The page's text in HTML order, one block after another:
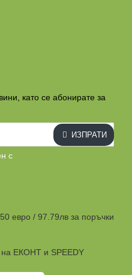
като се абонирате за
ИЗПРАТИ
с
евро / 97.79лв за поръчки
на ЕКОНТ и SPEEDY